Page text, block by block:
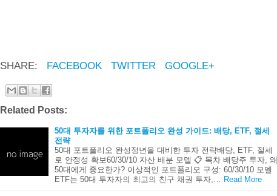
SHARE: FACEBOOK TWITTER GOOGLE+
Related Posts:
50대 투자자를 위한 포트폴리오 완성 가이드: 배당, ETF, 절세
전략
50대 포트폴리오 완성정년을 대비한 투자 전략배당, ETF, 절세
로 안정성 확보60/30/10 자산 배분 모델 📋 목차 배당주 투자, 왜
50대에게 중요한가? 이상적인 포트폴리오 구성: 60/30/10 모델
ETF는 50대 투자자의 최고의 친구 채권 투자,… Read More